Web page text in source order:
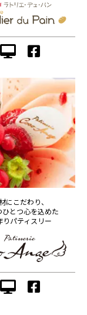
にこだわり、
ひとつ心を込めた
りパティスリー